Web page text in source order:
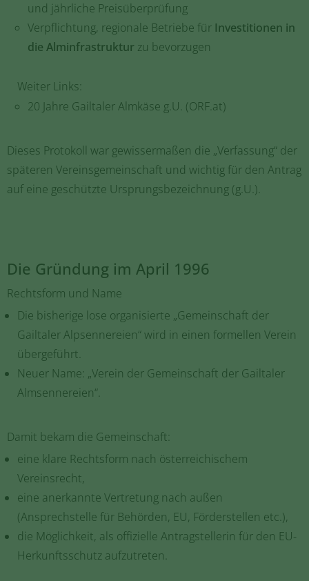
und jährliche Preisüberprüfung
Verpflichtung, regionale Betriebe für Investitionen in
die Alminfrastruktur zu bevorzugen
Weiter Links:
20 Jahre Gailtaler Almkäse g.U. (ORF.at)
Dieses Protokoll war gewissermaßen die „Verfassung“ der
späteren Vereinsgemeinschaft und wichtig für den Antrag
auf eine geschützte Ursprungsbezeichnung (g.U.).
Die Gründung im April 1996
Rechtsform und Name
Die bisherige lose organisierte „Gemeinschaft der
Gailtaler Alpsennereien“ wird in einen formellen Verein
übergeführt.
Neuer Name: „Verein der Gemeinschaft der Gailtaler
Almsennereien“.
Damit bekam die Gemeinschaft:
eine klare Rechtsform nach österreichischem
Vereinsrecht,
eine anerkannte Vertretung nach außen
(Ansprechstelle für Behörden, EU, Förderstellen etc.),
die Möglichkeit, als offizielle Antragstellerin für den EU-
Herkunftsschutz aufzutreten.